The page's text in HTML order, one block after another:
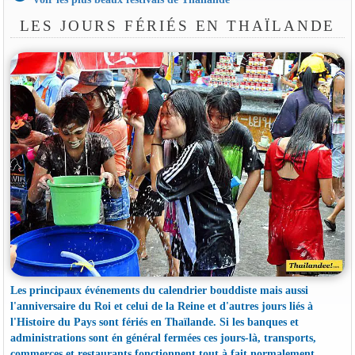
LES JOURS FÉRIÉS EN THAÏLANDE
Les principaux événements du calendrier bouddiste mais aussi
l'anniversaire du Roi et celui de la Reine et d'autres jours liés à
l'Histoire du Pays sont fériés en Thaïlande. Si les banques et
administrations sont én général fermées ces jours-là, transports,